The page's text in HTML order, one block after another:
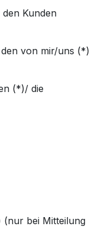
Kunden
von mir/uns (*)
(*)/ die
bei Mitteilung